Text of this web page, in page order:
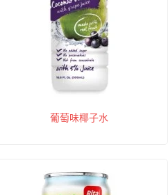
葡萄味椰子水